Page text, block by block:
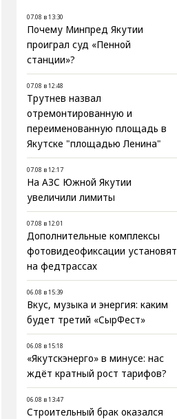
07.08 в 13:30
Почему Минпред Якутии
проиграл суд «Пенной
станции»?
07.08 в 12:48
Трутнев назвал
отремонтированную и
переименованную площадь в
Якутске "площадью Ленина"
07.08 в 12:17
На АЗС Южной Якутии
увеличили лимиты
07.08 в 12:01
Дополнительные комплексы
фотовидеофиксации установят
на федтрассах
06.08 в 15:39
Вкус, музыка и энергия: каким
будет третий «СырФест»
06.08 в 15:18
«Якутскэнерго» в минусе: нас
ждёт кратный рост тарифов?
06.08 в 13:47
Строительный брак оказался